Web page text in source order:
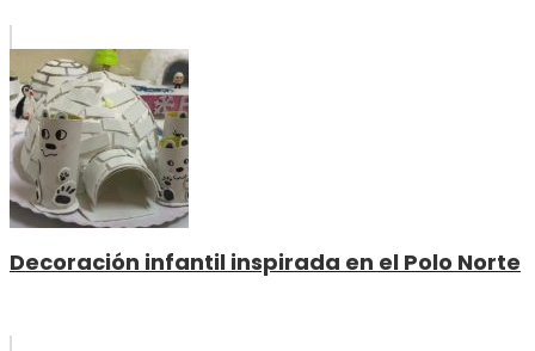
Decoración infantil inspirada en el Polo Norte